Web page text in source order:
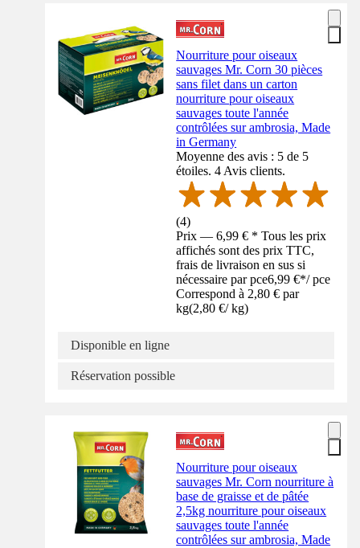
Nourriture pour oiseaux
sauvages Mr. Corn 30 pièces
sans filet dans un carton
nourriture pour oiseaux
sauvages toute l'année
contrôlées sur ambrosia, Made
in Germany
Moyenne des avis : 5 de 5
étoiles. 4 Avis clients.
(4)
Prix — 6,99 € * Tous les prix
affichés sont des prix TTC,
frais de livraison en sus si
nécessaire par pce6,99 €*/ pce
Correspond à 2,80 € par
kg(2,80 €/ kg)
Disponible en ligne
Réservation possible
Nourriture pour oiseaux
sauvages Mr. Corn nourriture à
base de graisse et de pâtée
2,5kg nourriture pour oiseaux
sauvages toute l'année
contrôlées sur ambrosia, Made